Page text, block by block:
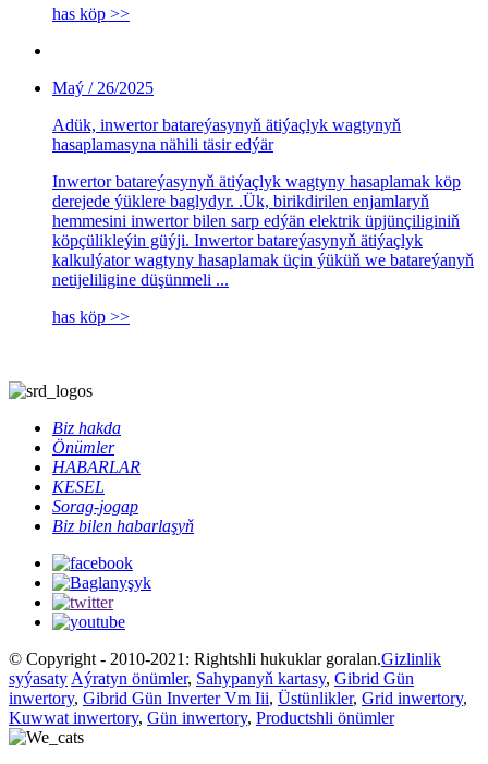
has köp >>
Maý / 26/2025
Adük, inwertor batareýasynyň ätiýaçlyk wagtynyň
hasaplamasyna nähili täsir edýär
Inwertor batareýasynyň ätiýaçlyk wagtyny hasaplamak köp
derejede ýüklere baglydyr. .Ük, birikdirilen enjamlaryň
hemmesini inwertor bilen sarp edýän elektrik üpjünçiliginiň
köpçülikleýin güýji. Inwertor batareýasynyň ätiýaçlyk
kalkulýator wagtyny hasaplamak üçin ýüküň we batareýanyň
netijeliligine düşünmeli ...
has köp >>
Biz hakda
Önümler
HABARLAR
KESEL
Sorag-jogap
Biz bilen habarlaşyň
© Copyright - 2010-2021: Rightshli hukuklar goralan.Gizlinlik
syýasatyAýratyn önümler, Sahypanyň kartasy, Gibrid Gün
inwertory, Gibrid Gün Inverter Vm Iii, Üstünlikler, Grid inwertory,
Kuwwat inwertory, Gün inwertory, Productshli önümler